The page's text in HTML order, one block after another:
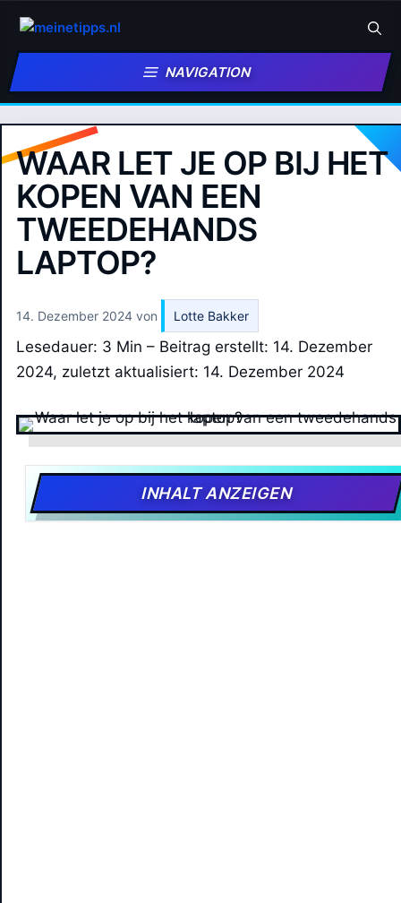
Inhalt
springen
NAVIGATION
WAAR LET JE OP BIJ HET
KOPEN VAN EEN
TWEEDEHANDS
LAPTOP?
14. Dezember 2024 von Lotte Bakker
Lesedauer: 3 Min – Beitrag erstellt: 14. Dezember
2024, zuletzt aktualisiert: 14. Dezember 2024
INHALT ANZEIGEN